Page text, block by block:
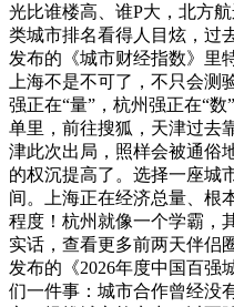
光比谁楼高、谁P大，北方
类城市排名看得人目炫，过
发布的《城市财经指数》里
上海不是不可了，不只会测
强正在“量”，杭州强正在“
单里，前往搜狐，天津过去
津此次出局，照样会被通俗
的权沉提高了。选择一座城
间。上海正在经济总量、根
程度！杭州就像一个学霸，
实话，查看更多前两天伴
发布的《2026年度中国百强
们一件事：城市合作曾经没